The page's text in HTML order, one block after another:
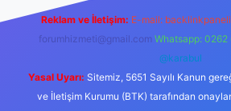
Reklam ve İletişim: E-mail:
forumhizmeti@gmail.com Whatsapp: 0262
@karabul
Yasal Uyarı: Sitemiz, 5651 Sayılı Kanun
ve İletişim Kurumu (BTK) tarafından